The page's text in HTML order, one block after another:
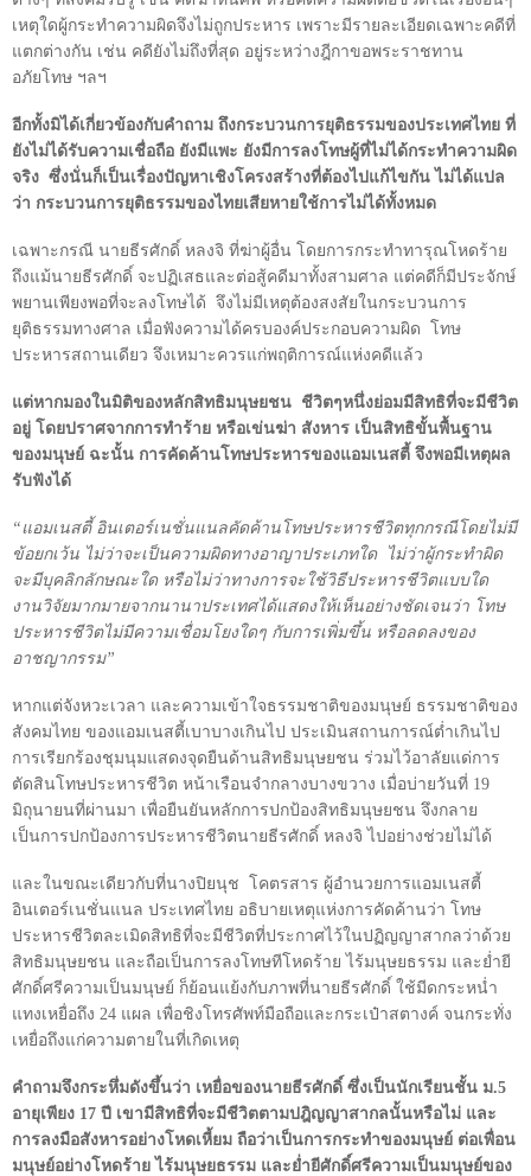
เหตุใดผู้กระทำความผิดจึงไม่ถูกประหาร เพราะมีรายละเอียดเฉพาะคดีที่
แตกต่างกัน เช่น คดียังไม่ถึงที่สุด อยู่ระหว่างฎีกาขอพระราชทาน
อภัยโทษ ฯลฯ
อีกทั้งมิได้เกี่ยวข้องกับคำถาม ถึงกระบวนการยุติธรรมของประเทศไทย ที่
ยังไม่ได้รับความเชื่อถือ ยังมีแพะ ยังมีการลงโทษผู้ที่ไม่ได้กระทำความผิด
จริง ซึ่งนั่นก็เป็นเรื่องปัญหาเชิงโครงสร้างที่ต้องไปแก้ไขกัน ไม่ได้แปล
ว่า กระบวนการยุติธรรมของไทยเสียหายใช้การไม่ได้ทั้งหมด
เฉพาะกรณี นายธีรศักดิ์ หลงจิ ที่ฆ่าผู้อื่น โดยการกระทำทารุณโหดร้าย
ถึงแม้นายธีรศักดิ์ จะปฏิเสธและต่อสู้คดีมาทั้งสามศาล แต่คดีก็มีประจักษ์
พยานเพียงพอที่จะลงโทษได้ จึงไม่มีเหตุต้องสงสัยในกระบวนการ
ยุติธรรมทางศาล เมื่อฟังความได้ครบองค์ประกอบความผิด
โทษ
ประหารสถานเดียว จึงเหมาะควรแก่พฤติการณ์แห่งคดีแล้ว
แต่หากมองในมิติของหลักสิทธิมนุษยชน ชีวิตๆหนึ่งย่อมมีสิทธิที่จะมีชีวิต
อยู่ โดยปราศจากการทำร้าย หรือเข่นฆ่า สังหาร เป็นสิทธิขั้นพื้นฐาน
ของมนุษย์ ฉะนั้น การคัดค้านโทษประหารของแอมเนสตี้ จึงพอมีเหตุผล
รับฟังได้
“แอมเนสตี้ อินเตอร์เนชั่นแนลคัดค้านโทษประหารชีวิตทุกกรณีโดยไม่มี
ข้อยกเว้น ไม่ว่าจะเป็นความผิดทางอาญาประเภทใด ไม่ว่าผู้กระทำผิด
จะมีบุคลิกลักษณะใด หรือไม่ว่าทางการจะใช้วิธีประหารชีวิตแบบใด
งานวิจัยมากมายจากนานาประเทศได้แสดงให้เห็นอย่างชัดเจนว่า โทษ
ประหารชีวิตไม่มีความเชื่อมโยงใดๆ กับการเพิ่มขึ้น หรือลดลงของ
อาชญากรรม”
หากแต่จังหวะเวลา และความเข้าใจธรรมชาติของมนุษย์ ธรรมชาติของ
สังคมไทย ของแอมเนสตี้เบาบางเกินไป ประเมินสถานการณ์ต่ำเกินไป
การเรียกร้องชุมนุมแสดงจุดยืนด้านสิทธิมนุษยชน ร่วมไว้อาลัยแด่การ
ตัดสินโทษประหารชีวิต หน้าเรือนจำกลางบางขวาง เมื่อบ่ายวันที่ 19
มิถุนายนที่ผ่านมา เพื่อยืนยันหลักการปกป้องสิทธิมนุษยชน จึงกลาย
เป็นการปกป้องการประหารชีวิตนายธีรศักดิ์ หลงจิ ไปอย่างช่วยไม่ได้
และในขณะเดียวกับที่นางปิยนุช
โคตรสาร ผู้อำนวยการแอมเนสตี้
อินเตอร์เนชั่นแนล ประเทศไทย อธิบายเหตุแห่งการคัดค้านว่า โทษ
ประหารชีวิตละเมิดสิทธิที่จะมีชีวิตที่ประกาศไว้ในปฏิญญาสากลว่าด้วย
สิทธิมนุษยชน และถือเป็นการลงโทษทีโหดร้าย ไร้มนุษยธรรม และย่ำยี
ศักดิ์ศรีความเป็นมนุษย์ ก็ย้อนแย้งกับภาพที่นายธีรศักดิ์ ใช้มีดกระหน่ำ
แทงเหยื่อถึง 24 แผล เพื่อชิงโทรศัพท์มือถือและกระเป๋าสตางค์ จนกระทั่ง
เหยื่อถึงแก่ความตายในที่เกิดเหตุ
คำถามจึงกระหึ่มดังขึ้นว่า เหยื่อของนายธีรศักดิ์ ซึ่งเป็นนักเรียนชั้น ม.5
อายุเพียง 17 ปี เขามีสิทธิที่จะมีชีวิตตามปฎิญญาสากลนั้นหรือไม่ และ
การลงมือสังหารอย่างโหดเหี้ยม ถือว่าเป็นการกระทำของมนุษย์ ต่อเพื่อน
มนุษย์อย่างโหดร้าย ไร้มนุษยธรรม และย่ำยีศักดิ์ศรีความเป็นมนุษย์ของ